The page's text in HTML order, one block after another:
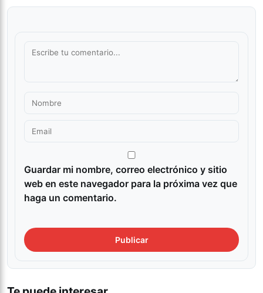
Guardar mi nombre, correo electrónico y sitio
web en este navegador para la próxima vez que
haga un comentario.